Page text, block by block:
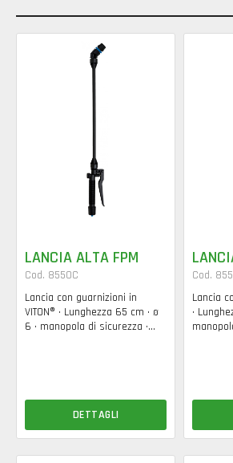
LANCIA ALTA FPM
Cod. 8550C
Lancia con guarnizioni in
VITON® • Lunghezza 65 cm • ø
6 • manopola di sicurezza •...
DETTAGLI
Cod.
Lancia
•